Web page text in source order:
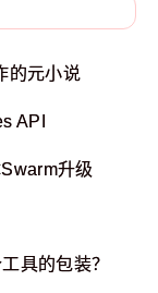
的元小说
API
升级
具的包装？